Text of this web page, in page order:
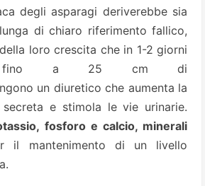
degli asparagi deriverebbe sia
di chiaro riferimento fallico,
loro crescita che in 1-2 giorni
fino a 25 cm di
un diuretico che aumenta la
e stimola le vie urinarie.
fosforo e calcio, minerali
il mantenimento di un livello